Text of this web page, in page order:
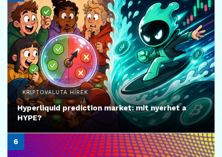
KRIPTOVALUTA HÍREK
Hyperliquid prediction market: mit nyerhet a
HYPE?